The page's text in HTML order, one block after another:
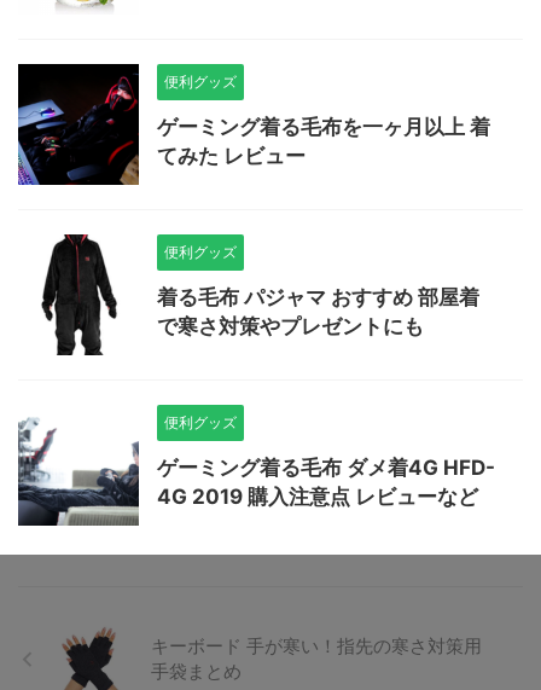
便利グッズ
ゲーミング着る毛布を一ヶ月以上 着
てみた レビュー
便利グッズ
着る毛布 パジャマ おすすめ 部屋着
で寒さ対策やプレゼントにも
便利グッズ
ゲーミング着る毛布 ダメ着4G HFD-
4G 2019 購入注意点 レビューなど
キーボード 手が寒い！指先の寒さ対策用
手袋まとめ